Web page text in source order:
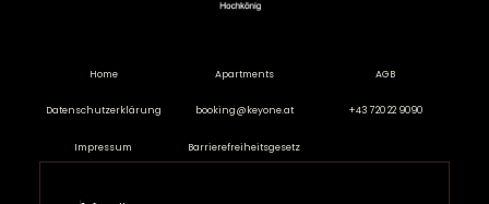
Home Apartments AGB
Datenschutzerklärung
Impressum
+43 720 22 9090
booking@keyone.at
Barrierefreiheitsgesetz